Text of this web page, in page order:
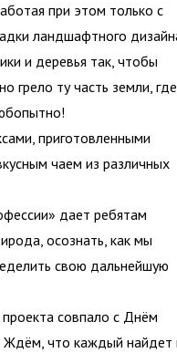
при этом только с
ландшафтного
и деревья так, чтобы
грело ту часть земли, где
приготовленными
чаем из различных
дает ребятам
осознать, как мы
свою дальнейшую
совпало с Днём
Ждём, что каждый найдет